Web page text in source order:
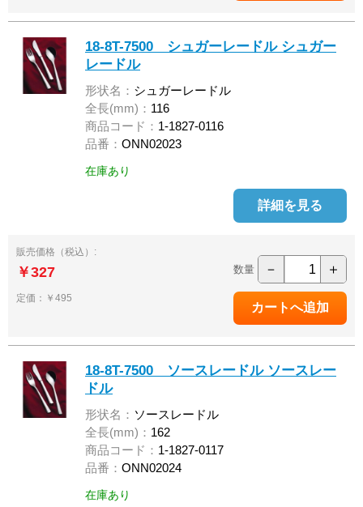
18-8T-7500 シュガーレードル シュガー
レードル
形状名： シュガーレードル
全長(mm)： 116
商品コード： 1-1827-0116
品番： ONN02023
在庫あり
詳細を見る
販売価格（税込）:
￥327
定価：￥495
数量 － ＋
18-8T-7500 ソースレードル ソースレー
ドル
形状名： ソースレードル
全長(mm)： 162
商品コード： 1-1827-0117
品番： ONN02024
在庫あり